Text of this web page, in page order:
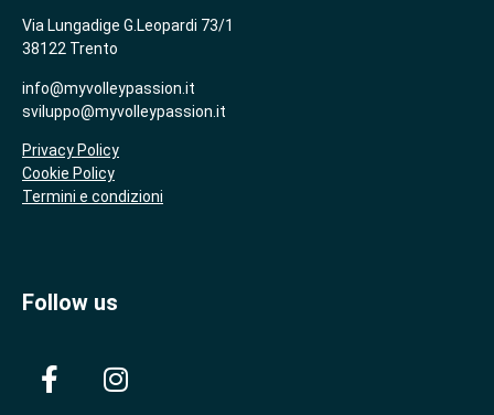
Via Lungadige G.Leopardi 73/1
38122 Trento
info@myvolleypassion.it
sviluppo@myvolleypassion.it
Privacy Policy
Cookie Policy
Termini e condizioni
Follow us